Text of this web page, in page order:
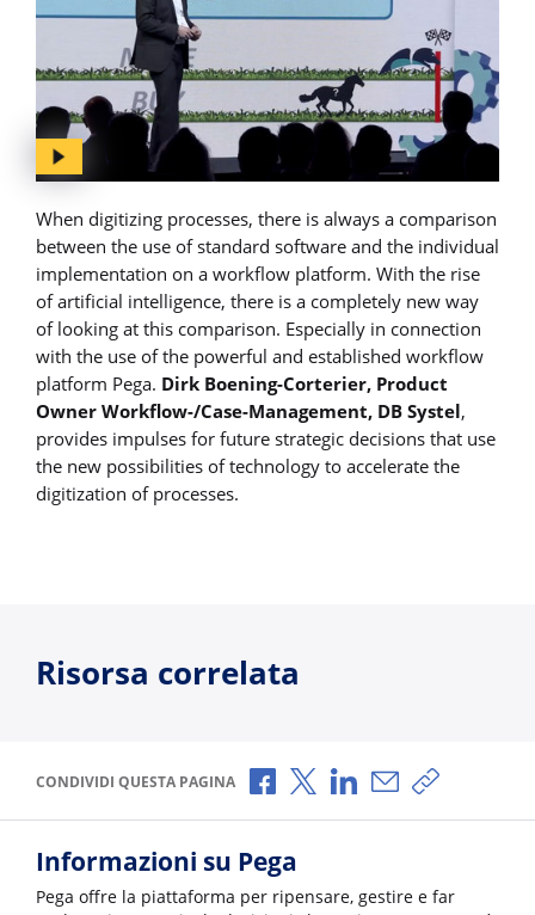
When digitizing processes, there is always a comparison
between the use of standard software and the individual
implementation on a workflow platform. With the rise
of artificial intelligence, there is a completely new way
of looking at this comparison. Especially in connection
with the use of the powerful and established workflow
platform Pega. Dirk Boening-Corterier, Product
Owner Workflow-/Case-Management, DB Systel,
provides impulses for future strategic decisions that use
the new possibilities of technology to accelerate the
digitization of processes.
Risorsa correlata
CONDIVIDI QUESTA PAGINA Condividi via Facebook
Condividi via X
Condividi via
Condividi via e-
Copia link
Informazioni su Pega
Pega offre la piattaforma per ripensare, gestire e far